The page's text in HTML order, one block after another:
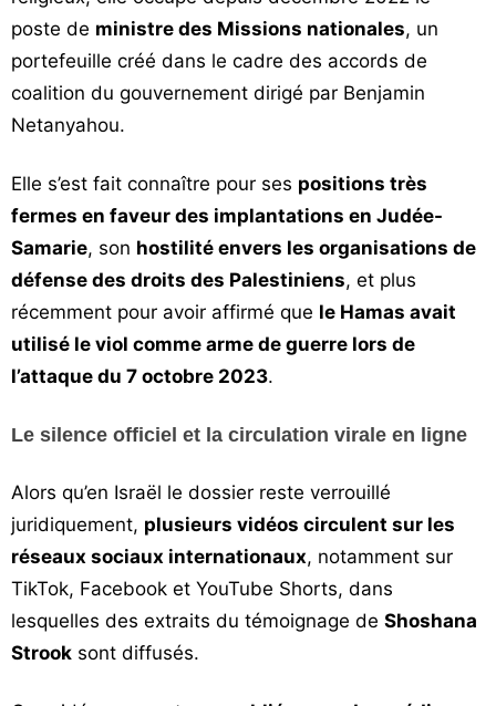
poste de ministre des Missions nationales, un
portefeuille créé dans le cadre des accords de
coalition du gouvernement dirigé par Benjamin
Netanyahou.
Elle s’est fait connaître pour ses positions très
fermes en faveur des implantations en Judée-
Samarie, son hostilité envers les organisations de
défense des droits des Palestiniens, et plus
récemment pour avoir affirmé que le Hamas avait
utilisé le viol comme arme de guerre lors de
l’attaque du 7 octobre 2023.
Le silence officiel et la circulation virale en ligne
Alors qu’en Israël le dossier reste verrouillé
juridiquement, plusieurs vidéos circulent sur les
réseaux sociaux internationaux, notamment sur
TikTok, Facebook et YouTube Shorts, dans
lesquelles des extraits du témoignage de Shoshana
Strook sont diffusés.